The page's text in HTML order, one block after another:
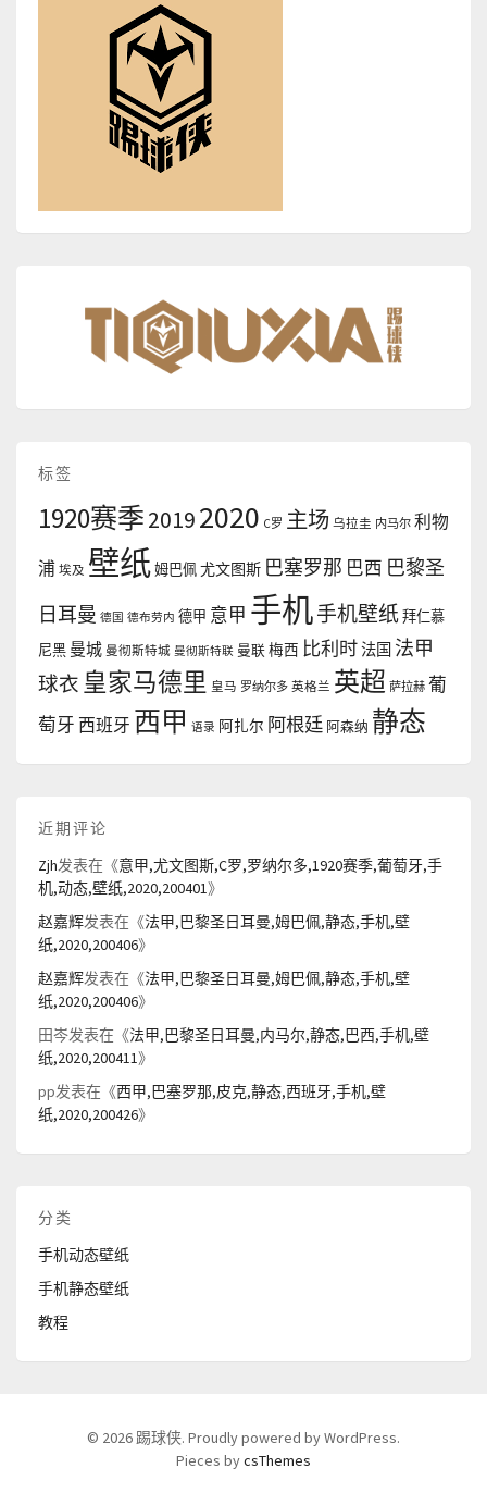
标签
1920赛季20192020 C罗 主场 乌拉圭 内马尔 利物
浦 埃及 壁纸姆巴佩尤文图斯 巴塞罗那 巴西 巴黎圣
日耳曼 德国 德布劳内 德甲 意甲 手机手机壁纸拜仁慕
尼黑 曼城 曼彻斯特城 曼彻斯特联 曼联梅西 比利时法国 法甲
球衣 皇家马德里 皇马 罗纳尔多 英格兰 英超 萨拉赫 葡
萄牙 西班牙 西甲 语录 阿扎尔 阿根廷 阿森纳 静态
近期评论
Zjh发表在《意甲,尤文图斯,C罗,罗纳尔多,1920赛季,葡萄牙,手
机,动态,壁纸,2020,200401》
赵嘉辉发表在《法甲,巴黎圣日耳曼,姆巴佩,静态,手机,壁
纸,2020,200406》
赵嘉辉发表在《法甲,巴黎圣日耳曼,姆巴佩,静态,手机,壁
纸,2020,200406》
田岑发表在《法甲,巴黎圣日耳曼,内马尔,静态,巴西,手机,壁
纸,2020,200411》
pp发表在《西甲,巴塞罗那,皮克,静态,西班牙,手机,壁
纸,2020,200426》
分类
手机动态壁纸
手机静态壁纸
教程
© 2026 踢球侠. Proudly powered by WordPress.
Pieces bycsThemes